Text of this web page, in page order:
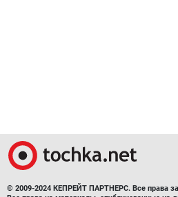
© 2009-2024 КЕПРЕЙТ ПАРТНЕРС. Все права